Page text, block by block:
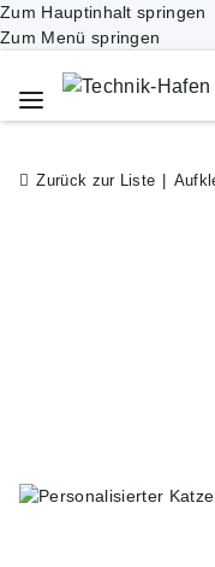
Zum Hauptinhalt springen
Zum Menü springen
Zurück zur Liste